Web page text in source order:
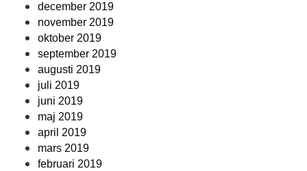
december 2019
november 2019
oktober 2019
september 2019
augusti 2019
juli 2019
juni 2019
maj 2019
april 2019
mars 2019
februari 2019